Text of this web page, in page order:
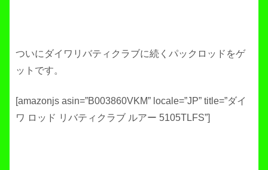
ついにダイワリバティクラブに続くパックロッドをゲ
ットです。
[amazonjs asin=”B003860VKM” locale=”JP” title=”ダイ
ワ ロッド リバティクラブ ルアー 5105TLFS”]